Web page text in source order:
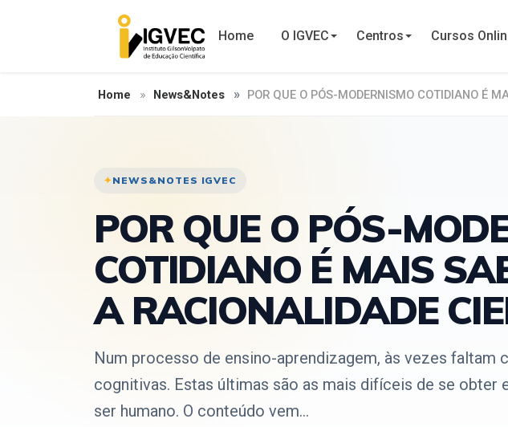
Home O IGVEC Centros Cursos
Home News&Notes POR QUE O PÓS-MODERNISMO COTIDIANO É
NEWS&NOTES IGVEC
POR QUE O PÓS-
COTIDIANO É MAIS
A RACIONALIDADE
Num processo de ensino-aprendizagem, às vezes faltam
cognitivas. Estas últimas são as mais difíceis de se obter
ser humano. O conteúdo vem...